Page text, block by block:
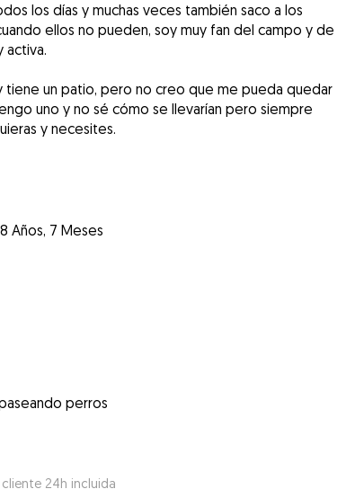
los días y muchas veces también saco a los
ellos no pueden, soy muy fan del campo y de
activa.
tiene un patio, pero no creo que me pueda quedar
uno y no sé cómo se llevarían pero siempre
y necesites.
8 Años, 7 Meses
perros
24h incluida